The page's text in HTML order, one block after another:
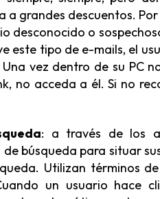
grandes descuentos. Por
desconocido o
este tipo de e-mails, el
vez dentro de su PC
no acceda a él. Si no
: a través de los
búsqueda para situar
Utilizan términos
un usuario hace